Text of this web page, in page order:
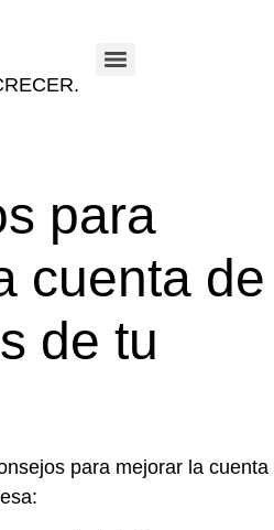
para
cuenta de
de tu
para mejorar la cuenta